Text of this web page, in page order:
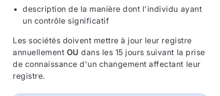
description de la manière dont l'individu ayant
un contrôle significatif
Les sociétés doivent mettre à jour leur registre
annuellement OU dans les 15 jours suivant la prise
de connaissance d'un changement affectant leur
registre.